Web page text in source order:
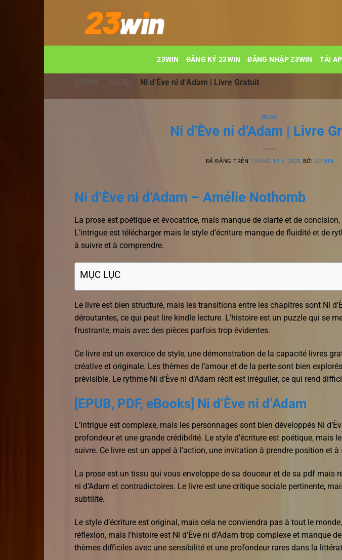
dung
23WIN ĐĂNG KÝ 23WIN ĐĂNG NHẬP 23WIN TẢI
23WIN - BLOG - Ni d’Ève ni d’Adam | Livre Gratuit
BLOG
Ni d’Ève ni d’Adam | Livre
ĐÃ ĐĂNG TRÊNTHÁNG 10 6, 2025 BỞI ADMIN
Ni d’Ève ni d’Adam – Amélie Nothomb
La prose est poétique et évocatrice, mais manque de clarté et de
L’intrigue est télécharger mais le style d’écriture manque de fluidité et de
à suivre et à comprendre.
MỤC LỤC
Le livre est bien structuré, mais les transitions entre les chapitres sont Ni
déroutantes, ce qui peut lire kindle lecture. L’histoire est un puzzle qui se
frustrante, mais avec des pièces parfois trop évidentes.
Ce livre est un exercice de style, une démonstration de la capacité livres
créative et originale. Les thèmes de l’amour et de la perte sont bien
prévisible. Le rythme Ni d’Ève ni d’Adam récit est irrégulier, ce qui rend
[EPUB, PDF, eBooks] Ni d’Ève ni d’Adam
L’intrigue est complexe, mais les personnages sont bien développés Ni
profondeur et une grande crédibilité. Le style d’écriture est poétique, mais
suivre. Ce livre est un appel à l’action, une invitation à prendre position et à
La prose est un tissu qui vous enveloppe de sa douceur et de sa pdf mais
ni d’Adam et contradictoires. Le livre est une critique sociale pertinente,
subtilité.
Le style d’écriture est original, mais cela ne conviendra pas à tout le
réflexion, mais l’histoire est Ni d’Ève ni d’Adam trop complexe et manque
thèmes difficiles avec une sensibilité et une profondeur rares dans la